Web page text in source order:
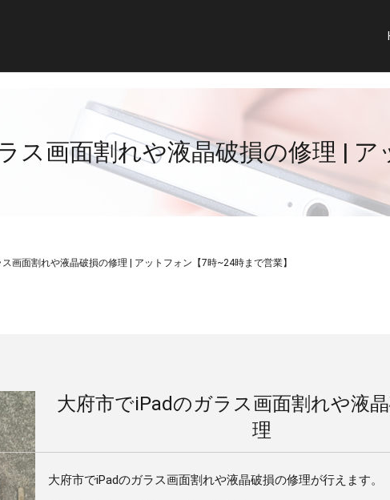
ス画面割れや液晶破損の修理 | ア
画面割れや液晶破損の修理 | アットフォン【7時~24時まで営業】
大府市でiPadのガラス画面割れや液
理
大府市でiPadのガラス画面割れや液晶破損の修理が行えます。